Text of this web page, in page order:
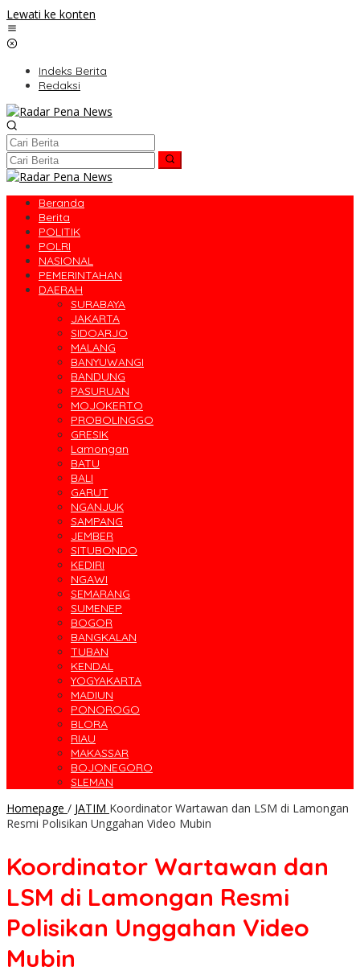
Lewati ke konten
Indeks Berita
Redaksi
Beranda
Berita
POLITIK
POLRI
NASIONAL
PEMERINTAHAN
DAERAH
SURABAYA
JAKARTA
SIDOARJO
MALANG
BANYUWANGI
BANDUNG
PASURUAN
MOJOKERTO
PROBOLINGGO
GRESIK
Lamongan
BATU
BALI
GARUT
NGANJUK
SAMPANG
JEMBER
SITUBONDO
KEDIRI
NGAWI
SEMARANG
SUMENEP
BOGOR
BANGKALAN
TUBAN
KENDAL
YOGYAKARTA
MADIUN
PONOROGO
BLORA
RIAU
MAKASSAR
BOJONEGORO
SLEMAN
Homepage / JATIM Koordinator Wartawan dan LSM di Lamongan
Resmi Polisikan Unggahan Video Mubin
Koordinator Wartawan dan
LSM di Lamongan Resmi
Polisikan Unggahan Video
Mubin